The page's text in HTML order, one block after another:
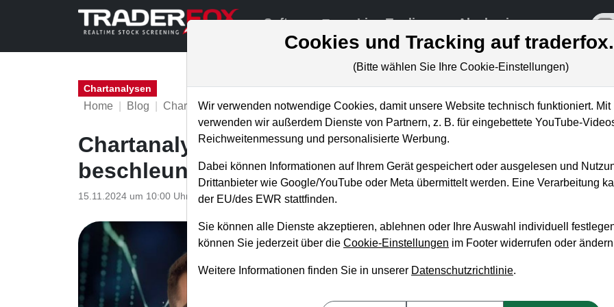
Software Live-Trading Akademie
Chartanalysen
Home Blog Chartanalysen
Chartanalyse Shopify: Rakete gezündet –
beschleunigtes Wachstum!
15.11.2024 um 10:00 Uhr P. Uhlschmied
Cookies und Tracking auf
(Bitte wählen Sie Ihre Cookie-Einstellungen)
Wir verwenden notwendige Cookies, damit unsere Website technisch funktioniert.
verwenden wir außerdem Dienste von Partnern, z. B. für eingebettete YouTube-
Reichweitenmessung und personalisierte Werbung.
Dabei können Informationen auf Ihrem Gerät gespeichert oder ausgelesen und
Drittanbieter wie Google/YouTube oder Meta übermittelt werden. Eine Verarbeitung
der EU/des EWR stattfinden.
Sie können alle Dienste akzeptieren, ablehnen oder Ihre Auswahl individuell
können Sie jederzeit über die Cookie-Einstellungen im Footer widerrufen oder
Weitere Informationen finden Sie in unserer Datenschutzrichtlinie.